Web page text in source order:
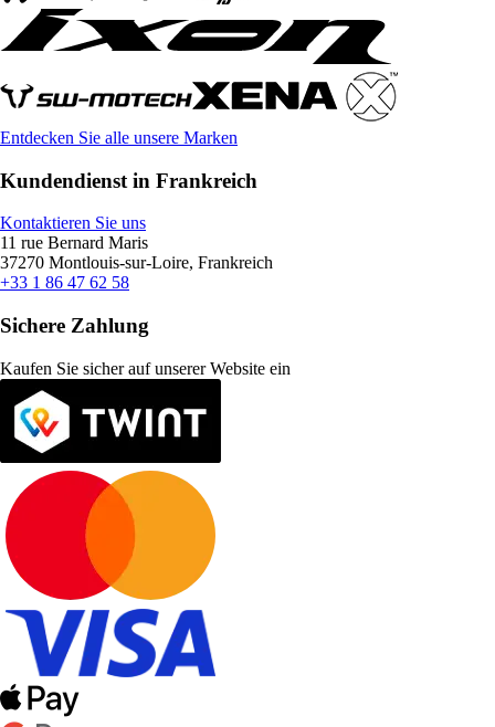
Entdecken Sie alle unsere Marken
Kundendienst in Frankreich
Kontaktieren Sie uns
11 rue Bernard Maris
37270 Montlouis-sur-Loire, Frankreich
+33 1 86 47 62 58
Sichere Zahlung
Kaufen Sie sicher auf unserer Website ein